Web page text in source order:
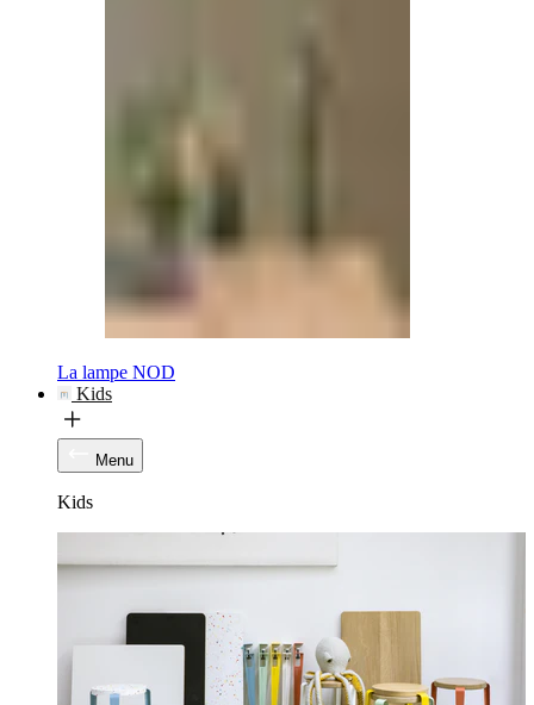
La lampe NOD
Kids
Menu
Kids